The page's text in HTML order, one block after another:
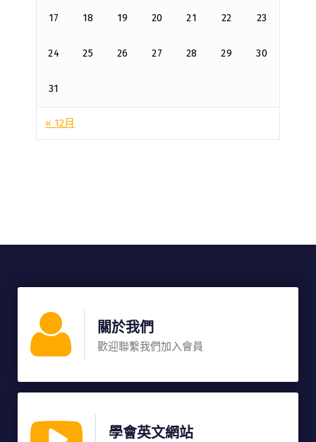
17 18 19 20 21 22 23
24 25 26 27 28 29 30
31
« 12月
關於我們
歡迎聯繫我們加入會員
學會英文網站